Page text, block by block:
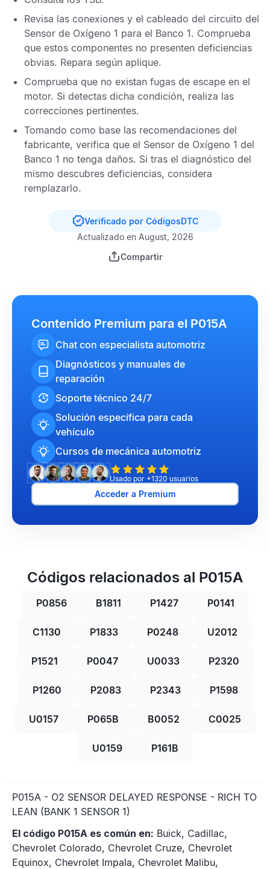
Revisa las conexiones y el cableado del circuito del
Sensor de Oxígeno 1 para el Banco 1. Comprueba
que estos componentes no presenten deficiencias
obvias. Repara según aplique.
Comprueba que no existan fugas de escape en el
motor. Si detectas dicha condición, realiza las
correcciones pertinentes.
Tomando como base las recomendaciones del
fabricante, verifica que el Sensor de Oxígeno 1 del
Banco 1 no tenga daños. Si tras el diagnóstico del
mismo descubres deficiencias, considera
remplazarlo.
Verificado por CódigosDTC
Actualizado en August, 2026
Compartir
Contenido Premium para el P015A
Chat con especialista automotriz
Diagnósticos y manuales de
reparación
Soporte técnico 24/7
Solución específica para cada
vehículo
Cursos de mecánica automotriz
Usado por +1320 usuarios
Acceder a Premium
Códigos relacionados al P015A
P0856 B1811 P1427 P0141
C1130 P1833 P0248 U2012
P1521 P0047 U0033 P2320
P1260 P2083 P2343 P1598
U0157 P065B B0052 C0025
U0159 P161B
P015A - O2 SENSOR DELAYED RESPONSE - RICH TO
LEAN (BANK 1 SENSOR 1)
El código P015A es común en: Buick, Cadillac,
Chevrolet Colorado, Chevrolet Cruze, Chevrolet
Equinox, Chevrolet Impala, Chevrolet Malibu,